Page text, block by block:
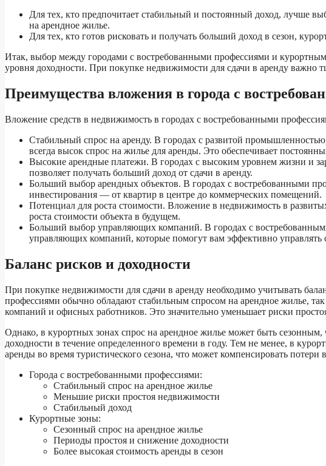
Для тех, кто предпочитает стабильный и постоянный доход, лучше
на арендное жилье.
Для тех, кто готов рисковать и получать больший доход в сезон,
Итак, выбор между городами с востребованными профессиями и
уровня доходности. При покупке недвижимости для сдачи в аренду важно
Преимущества вложения в города с
Вложение средств в недвижимость в городах с востребованными
Стабильный спрос на аренду. В городах с развитой
всегда высок спрос на жилье для аренды. Это обеспечивает
Высокие арендные платежи. В городах с высоким уровнем жизни и
позволяет получать больший доход от сдачи в аренду.
Больший выбор арендных объектов. В городах с востребованными
инвестирования — от квартир в центре до коммерческих помещений.
Потенциал для роста стоимости. Вложение в недвижимость в
роста стоимости объекта в будущем.
Больший выбор управляющих компаний. В городах с
управляющих компаний, которые помогут вам эффективно
Баланс рисков и доходности
При покупке недвижимости для сдачи в аренду необходимо учитывать
профессиями обычно обладают стабильным спросом на арендное жилье, так
компаний и офисных работников. Это значительно уменьшает риски
Однако, в курортных зонах спрос на арендное жилье может быть
доходности в течение определенного времени в году. Тем не менее, в
аренды во время туристического сезона, что может компенсировать потери
Города с востребованными профессиями:
Стабильный спрос на арендное жилье
Меньшие риски простоя недвижимости
Стабильный доход
Курортные зоны:
Сезонный спрос на арендное жилье
Периоды простоя и снижение доходности
Более высокая стоимость аренды в сезон